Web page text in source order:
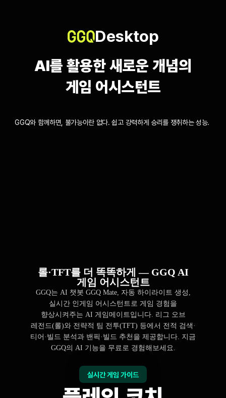
Desktop
AI를 활용한 새로운 개념의
게임 어시스턴트
GGQ와 함께하면, 불가능이란 없다. 쉽고 강력하게 승리를 쟁취하는 성능.
롤·TFT를 더 똑똑하게 — GGQ AI
게임 어시스턴트
GGQ는 AI 챗봇 GGQ Mate, 자동 하이라이트 생성,
실시간 인게임 어시스턴트로 게임 경험을
향상시켜주는 AI 게임메이트입니다. 리그 오브
레전드(롤)와 전략적 팀 전투(TFT) 등에서 전적 검색·
티어·빌드 분석과 밴픽·빌드 추천을 제공합니다. 지금
GGQ의 AI 기능을 무료로 경험해보세요.
실시간 게임 가이드